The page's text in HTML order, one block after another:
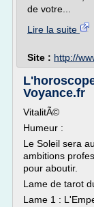
de votre...
Lire la suite
Site : http://
Voyance.fr
VitalitÃ©
Humeur :
Le Soleil sera
ambitions
pour aboutir.
Lame de tarot
Lame 1 :